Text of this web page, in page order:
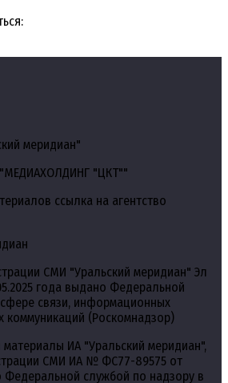
меридиан"
"ЦКТ""
ссылка на агентство
СМИ "Уральский меридиан" Эл
года выдано Федеральной
связи, информационных
коммуникаций (Роскомнадзор)
ИА "Уральский меридиан",
СМИ ИА № ФС77-89575 от
Федеральной службой по надзору в